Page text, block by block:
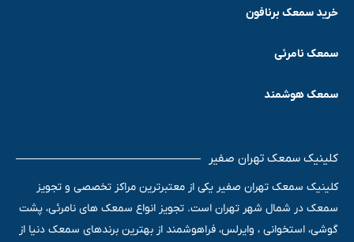
خرید سمعک برنافون
سمعک نامرئی
سمعک هوشمند
کلینیک سمعک تهران صفیر
کلینیک سمعک تهران صفیر یکی از معتبرترین مراکز تخصصی و تجویز
سمعک در شمال شهر تهران است. تجویز انواع سمعک های نامرئی، پشت
گوشی، استخوانی ، وایرلس، فراهوشمند از بهترین برندهای سمعک دنیا از